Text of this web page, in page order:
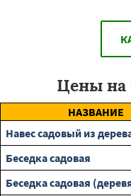
Цены на
НАЗВАНИЕ
Навес садовый из
Беседка садовая
Беседка садовая